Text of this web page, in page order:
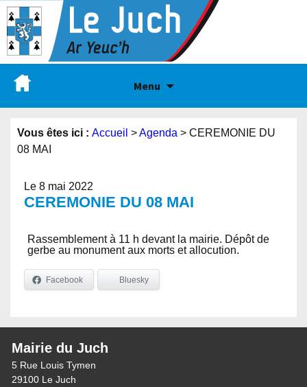
Menu
Vous êtes ici : Accueil >Agenda > CEREMONIE DU
08 MAI
Le 8 mai 2022
CEREMONIE DU 08 MAI
Rassemblement à 11 h devant la mairie. Dépôt de
gerbe au monument aux morts et allocution.
Facebook Bluesky
Mairie du Juch
5 Rue Louis Tymen
29100 Le Juch